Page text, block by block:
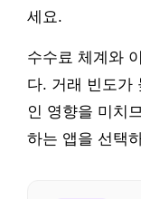
세요.
수수료 체계와
다. 거래 빈도가
인 영향을 미치
하는 앱을 선택